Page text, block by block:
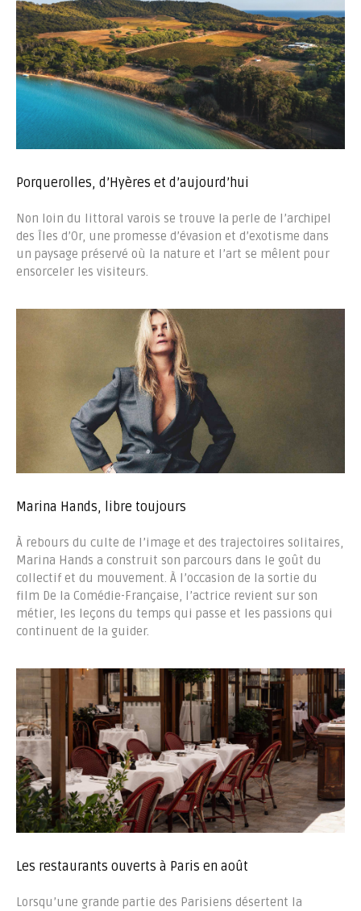
Porquerolles, d’Hyères et d’aujourd’hui
Non loin du littoral varois se trouve la perle de l’archipel
des Îles d’Or, une promesse d’évasion et d’exotisme dans
un paysage préservé où la nature et l’art se mêlent pour
ensorceler les visiteurs.
Marina Hands, libre toujours
À rebours du culte de l’image et des trajectoires solitaires,
Marina Hands a construit son parcours dans le goût du
collectif et du mouvement. À l’occasion de la sortie du
film De la Comédie-Française, l’actrice revient sur son
métier, les leçons du temps qui passe et les passions qui
continuent de la guider.
Les restaurants ouverts à Paris en août
Lorsqu’une grande partie des Parisiens désertent la